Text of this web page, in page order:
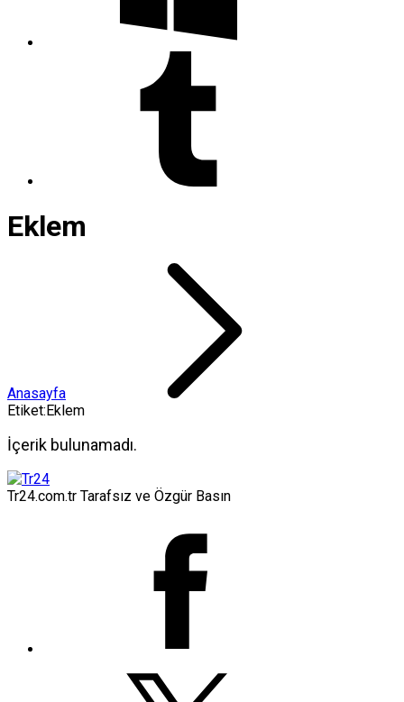
Eklem
Anasayfa
Etiket:Eklem
İçerik bulunamadı.
Tr24.com.tr Tarafsız ve Özgür Basın